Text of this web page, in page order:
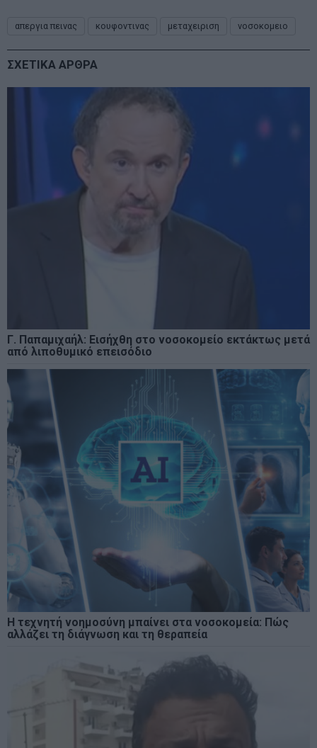
απεργια πεινας κουφοντινας μεταχειριση νοσοκομειο
ΣΧΕΤΙΚΑ ΑΡΘΡΑ
Γ. Παπαμιχαήλ: Εισήχθη στο νοσοκομείο εκτάκτως μετά
από λιποθυμικό επεισόδιο
Η τεχνητή νοημοσύνη μπαίνει στα νοσοκομεία: Πώς
αλλάζει τη διάγνωση και τη θεραπεία